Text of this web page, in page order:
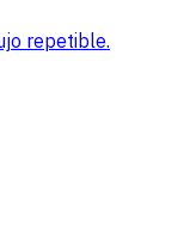
repetible.